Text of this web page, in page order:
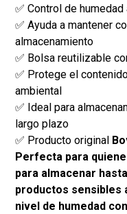
✅ Control de humedad
✅ Ayuda a mantener
almacenamiento
✅ Bolsa reutilizable
✅ Protege el
ambiental
✅ Ideal para
largo plazo
✅ Producto original
Perfecta para
para almacenar
productos sensibles
nivel de humedad